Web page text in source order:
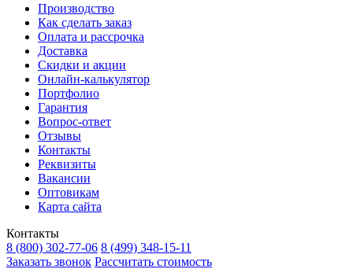
Производство
Как сделать заказ
Оплата и рассрочка
Доставка
Скидки и акции
Онлайн-калькулятор
Портфолио
Гарантия
Вопрос-ответ
Отзывы
Контакты
Реквизиты
Вакансии
Оптовикам
Карта сайта
Контакты
8 (800) 302-77-06 8 (499) 348-15-11
Заказать звонок Рассчитать стоимость